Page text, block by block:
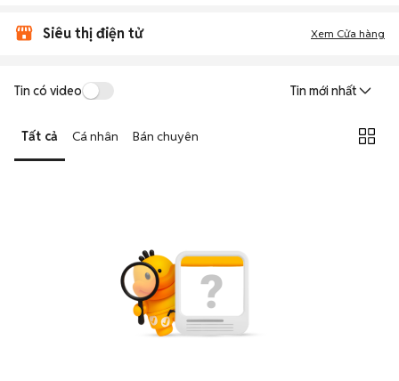
Ninh từ nhiều cá nhân muốn lên đời máy, mang đến đa dạng sự lựa chọn
về tình trạng bảo hành, hình thức máy và màu sắc.
đánh giá chính xác hiệu năng thực tế của máy so với mô tả trên
Mua bán linh hoạt: Hai bên có thể chủ động thỏa thuận giá cả và
địa điểm giao nhận, chốt giao dịch nhanh chóng khi đạt được
Siêu thị điện tử Xem Cửa hàng
Tin có video Tin mới nhất
Tất cả Cá nhân Bán chuyên